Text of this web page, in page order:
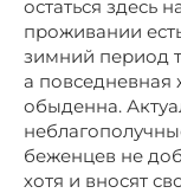
остаться здесь
проживании
зимний период
а повседневная
обыденна.
беженцев не
хотя и вносят